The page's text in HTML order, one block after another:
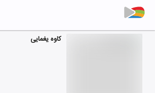
کاوه یغمایی